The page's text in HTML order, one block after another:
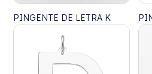
PINGENTE DE LETRA K